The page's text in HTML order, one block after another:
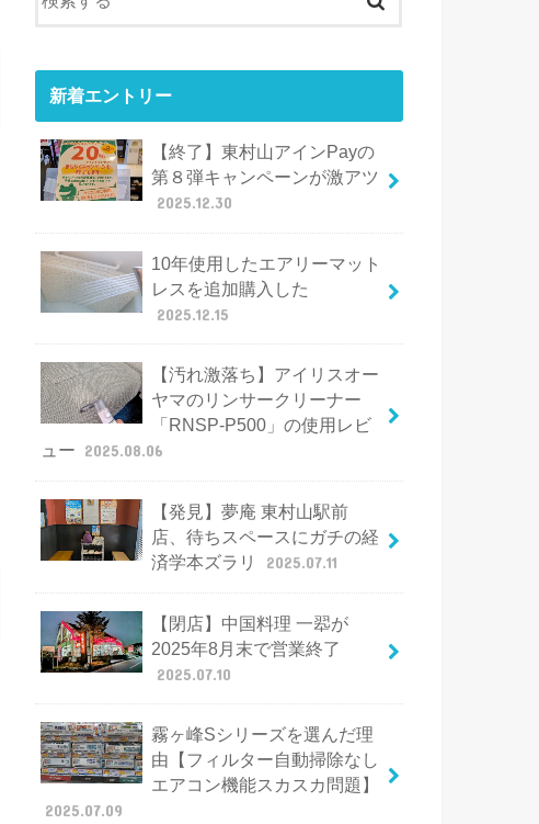
新着エントリー
【終了】東村山アインPayの
第８弾キャンペーンが激アツ
2025.12.30
10年使用したエアリーマット
レスを追加購入した
2025.12.15
【汚れ激落ち】アイリスオー
ヤマのリンサークリーナー
「RNSP-P500」の使用レビ
ュー 2025.08.06
【発見】夢庵 東村山駅前
店、待ちスペースにガチの経
済学本ズラリ
2025.07.11
【閉店】中国料理 一翆が
2025年8月末で営業終了
2025.07.10
霧ヶ峰Sシリーズを選んだ理
由【フィルター自動掃除なし
エアコン機能スカスカ問題】
2025.07.09